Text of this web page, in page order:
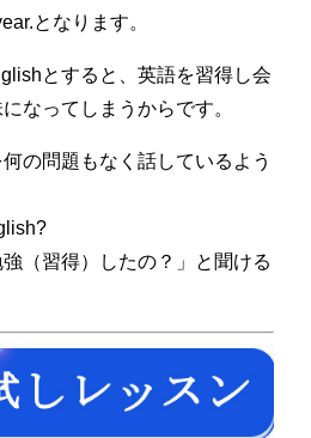
となります。
とすると、英語を習得し会
なってしまうからです。
の問題もなく話しているよう
強（習得）したの？」と聞ける